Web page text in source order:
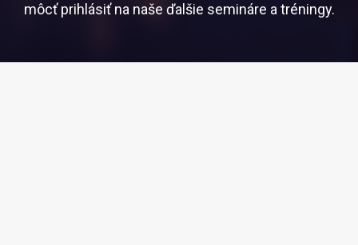
môcť prihlásiť na naše ďalšie semináre a tréningy.